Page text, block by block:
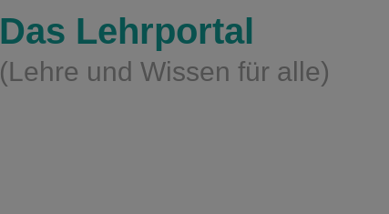
Das Lehrportal
(Lehre und Wissen für alle)